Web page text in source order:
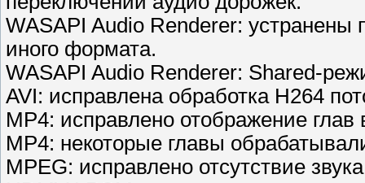
WASAPI Audio Renderer: устранены
иного формата.
WASAPI Audio Renderer: Shared-
AVI: исправлена обработка H264
MP4: исправлено отображение
MP4: некоторые главы
MPEG: исправлено отсутствие